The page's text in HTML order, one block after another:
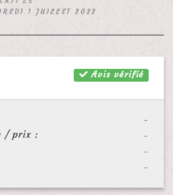
1 JUILLET 2022
Avis vérifié
-
-
/ prix :
-
-